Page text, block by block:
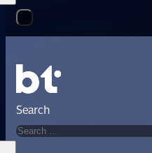
Search